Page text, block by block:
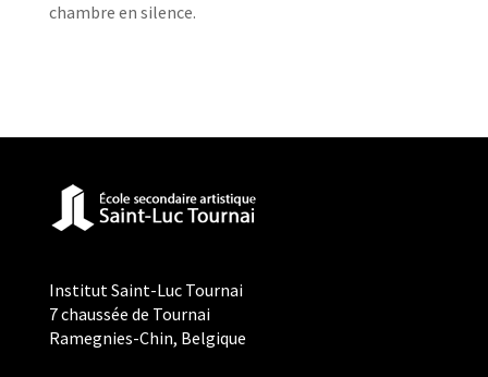
chambre en silence.
Institut Saint-Luc Tournai
7 chaussée de Tournai
Ramegnies-Chin, Belgique